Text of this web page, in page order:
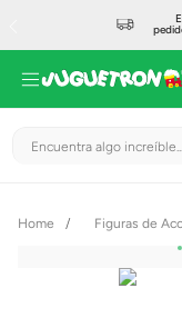
Encuentra algo
Figuras de